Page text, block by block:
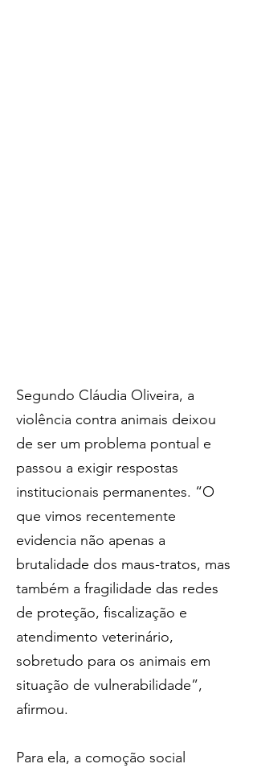
Segundo Cláudia Oliveira, a
violência contra animais deixou
de ser um problema pontual e
passou a exigir respostas
institucionais permanentes. “O
que vimos recentemente
evidencia não apenas a
brutalidade dos maus-tratos, mas
também a fragilidade das redes
de proteção, fiscalização e
atendimento veterinário,
sobretudo para os animais em
situação de vulnerabilidade”,
afirmou.
Para ela, a comoção social